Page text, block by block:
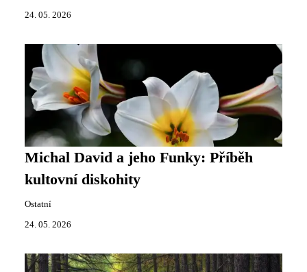
24. 05. 2026
Michal David a jeho Funky: Příběh
kultovní diskohity
Ostatní
24. 05. 2026